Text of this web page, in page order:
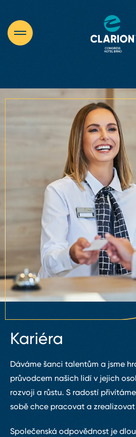
Kariéra
Dáváme šanci talentům a jsme
průvodcem našich lidí v jejich
rozvoji a růstu. S radostí
sobě chce pracovat a zrealizovat
Společenská odpovědnost je